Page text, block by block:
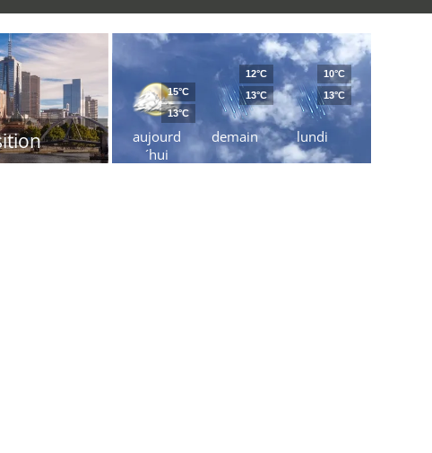
aujourd
´hui
15°C
13°C
demain
12°C
13°C
lundi
10°C
13°C